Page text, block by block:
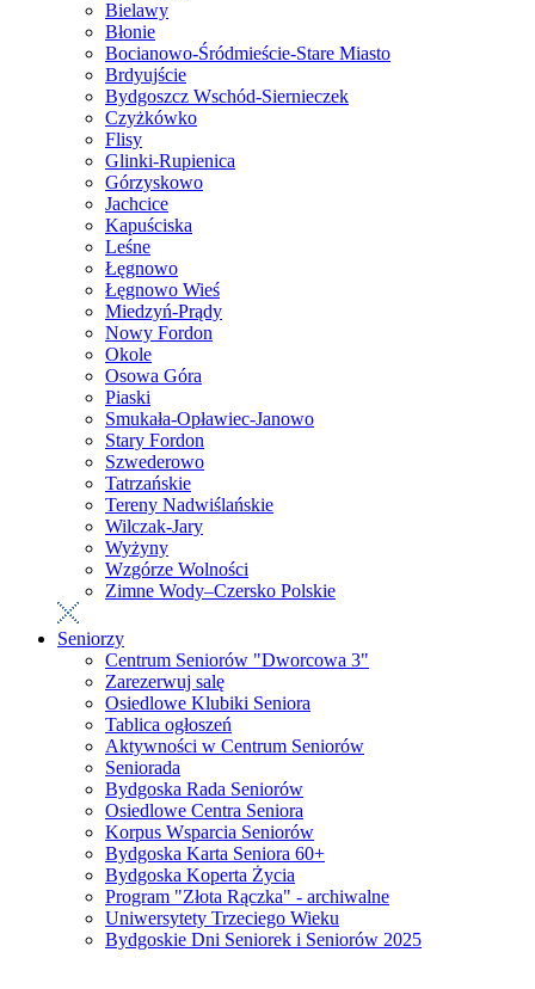
Bielawy
Błonie
Bocianowo-Śródmieście-Stare Miasto
Brdyujście
Bydgoszcz Wschód-Siernieczek
Czyżkówko
Flisy
Glinki-Rupienica
Górzyskowo
Jachcice
Kapuściska
Leśne
Łęgnowo
Łęgnowo Wieś
Miedzyń-Prądy
Nowy Fordon
Okole
Osowa Góra
Piaski
Smukała-Opławiec-Janowo
Stary Fordon
Szwederowo
Tatrzańskie
Tereny Nadwiślańskie
Wilczak-Jary
Wyżyny
Wzgórze Wolności
Zimne Wody–Czersko Polskie
Seniorzy
Centrum Seniorów "Dworcowa 3"
Zarezerwuj salę
Osiedlowe Klubiki Seniora
Tablica ogłoszeń
Aktywności w Centrum Seniorów
Seniorada
Bydgoska Rada Seniorów
Osiedlowe Centra Seniora
Korpus Wsparcia Seniorów
Bydgoska Karta Seniora 60+
Bydgoska Koperta Życia
Program "Złota Rączka" - archiwalne
Uniwersytety Trzeciego Wieku
Bydgoskie Dni Seniorek i Seniorów 2025